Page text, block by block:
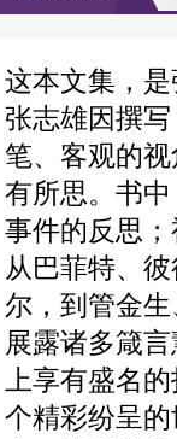
这本文集，
张志雄因撰
笔、客观的
有所思。书
事件的反思
从巴菲特、
尔，到管金
展露诸多箴
上享有盛名
个精彩纷呈